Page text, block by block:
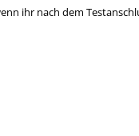
ihr nach dem